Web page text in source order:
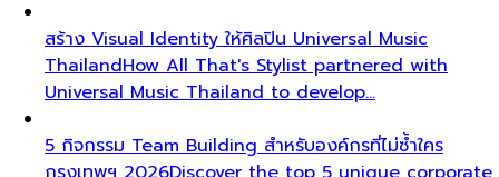
สร้าง Visual Identity ให้ศิลปิน Universal Music
ThailandHow All That's Stylist partnered with
Universal Music Thailand to develop…
5 กิจกรรม Team Building สำหรับองค์กรที่ไม่ซ้ำใคร